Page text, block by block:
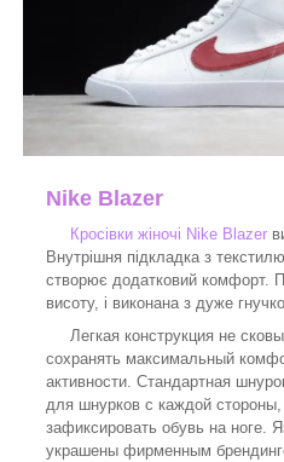
Nike Blazer
Кросівки жіночі Nike Blazer
Внутрішня підкладка з
створює додатковий комфорт.
висоту, і виконана з дуже
Легкая конструкция не
сохранять максимальный
активности. Стандартная
для шнурков с каждой
зафиксировать обувь на ноге.
украшены фирменным